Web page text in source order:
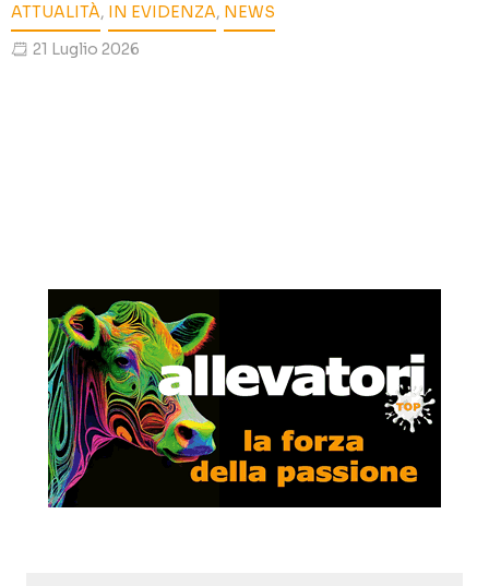
ATTUALITÀ, IN EVIDENZA, NEWS
21 Luglio 2026